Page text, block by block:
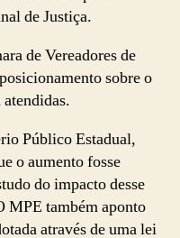
de Justiça.
de Vereadores de
sobre o
Público Estadual,
o aumento fosse
do impacto desse
MPE também aponto
através de uma lei